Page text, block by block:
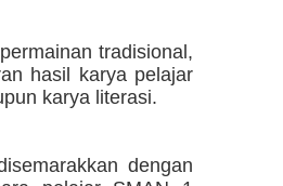
tradisional,
hasil karya pelajar
karya literasi.
dengan